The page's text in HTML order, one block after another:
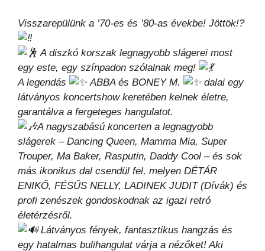
Visszarepülünk a ’70-es és ’80-as évekbe! Jöttök!?
A diszkó korszak legnagyobb slágerei most
egy este, egy színpadon szólalnak meg!
A legendás
ABBA és BONEY M.
dalai egy
látványos koncertshow keretében kelnek életre,
garantálva a fergeteges hangulatot.
A nagyszabású koncerten a legnagyobb
slágerek – Dancing Queen, Mamma Mia, Super
Trouper, Ma Baker, Rasputin, Daddy Cool – és sok
más ikonikus dal csendül fel, melyen DÉTÁR
ENIKŐ, FÉSŰS NELLY, LADINEK JUDIT (Dívák) és
profi zenészek gondoskodnak az igazi retró
életérzésről.
Látványos fények, fantasztikus hangzás és
egy hatalmas bulihangulat várja a nézőket! Aki